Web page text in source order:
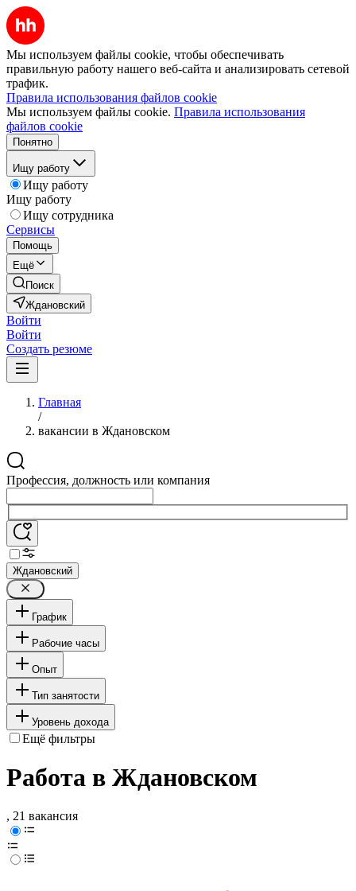
Мы используем файлы cookie, чтобы обеспечивать
правильную работу нашего веб-сайта и анализировать сетевой
трафик.
Правила использования файлов cookie
Мы используем файлы cookie. Правила использования
файлов cookie
Понятно
Ищу работу
Ищу работу
Ищу работу
Ищу сотрудника
Сервисы
Помощь
Ещё
Поиск
Ждановский
Войти
Войти
Создать резюме
Главная
/
вакансии в Ждановском
Профессия, должность или компания
Ждановский
График
Рабочие часы
Опыт
Тип занятости
Уровень дохода
Ещё фильтры
Работа в Ждановском
, 21 вакансия